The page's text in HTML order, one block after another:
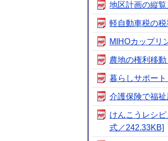
地区計画の縦
軽自動車税の
MIHOカップリ
農地の権利移
暮らしサポー
介護保険で福
けんこうレシ
式／242.33KB]